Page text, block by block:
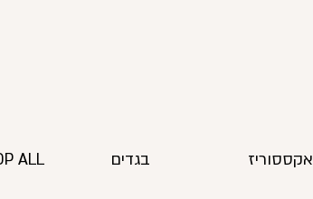
ALL בגדים אקססוריז